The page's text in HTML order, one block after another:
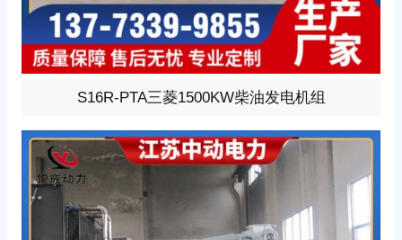
1500KW柴油发电机组，选用三菱型号:S16R-PTA、柴油
型16缸发动机配套昇丰全铜无刷发电机，全铜发电机质保
两年。标配自启动自保护液晶控制器。
S16R-PTA三菱1500KW柴油发电机组